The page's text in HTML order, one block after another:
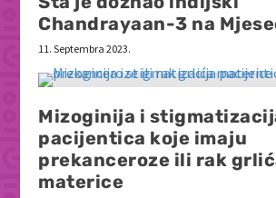
Chandrayaan-3 na
11. Septembra 2023.
Mizoginija i
pacijentica koje imaju
prekanceroze ili rak
materice